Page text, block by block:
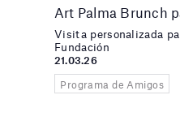
Art Palma Brunch
Visita personalizada
Fundación
21.03.26
Programa de Amigos